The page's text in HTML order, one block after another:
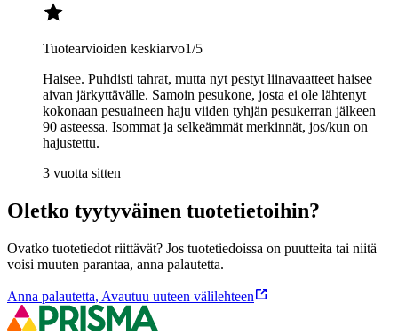
Tuotearvioiden keskiarvo1/5
Haisee. Puhdisti tahrat, mutta nyt pestyt liinavaatteet haisee
aivan järkyttävälle. Samoin pesukone, josta ei ole lähtenyt
kokonaan pesuaineen haju viiden tyhjän pesukerran jälkeen
90 asteessa. Isommat ja selkeämmät merkinnät, jos/kun on
hajustettu.
3 vuotta sitten
Oletko tyytyväinen tuotetietoihin?
Ovatko tuotetiedot riittävät? Jos tuotetiedoissa on puutteita tai niitä
voisi muuten parantaa, anna palautetta.
Anna palautetta, Avautuu uuteen välilehteen